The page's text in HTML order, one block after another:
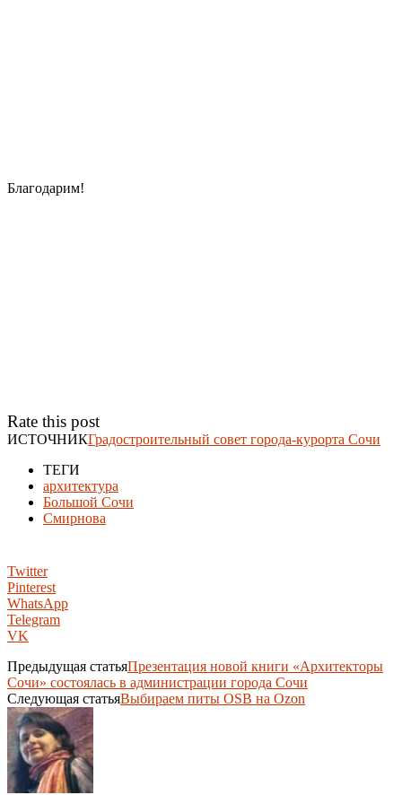
Благодарим!
Rate this post
ИСТОЧНИКГрадостроительный совет города-курорта Сочи
ТЕГИ
архитектура
Большой Сочи
Смирнова
Twitter
Pinterest
WhatsApp
Telegram
VK
Предыдущая статьяПрезентация новой книги «Архитекторы
Сочи» состоялась в администрации города Сочи
Следующая статьяВыбираем питы OSB на Ozon